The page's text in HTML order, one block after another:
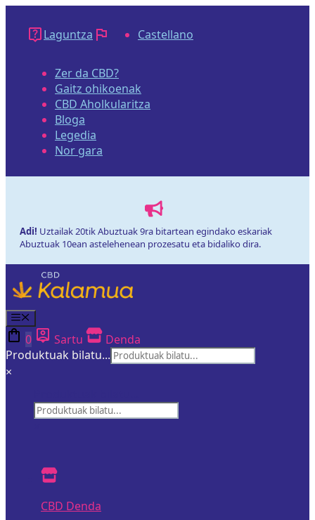
salto
Laguntza Castellano
Zer da CBD?
Gaitz ohikoenak
CBD Aholkularitza
Bloga
Legedia
Nor gara
Adi! Uztailak 20tik Abuztuak 9ra bitartean egindako eskariak
Abuztuak 10ean astelehenean prozesatu eta bidaliko dira.
0 Sartu
Denda
Produktuak bilatu...
×
CBD Denda